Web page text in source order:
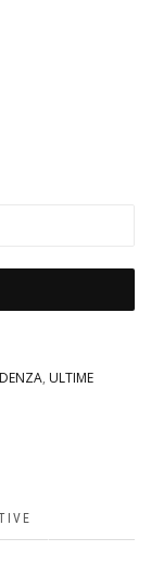
, ULTIME